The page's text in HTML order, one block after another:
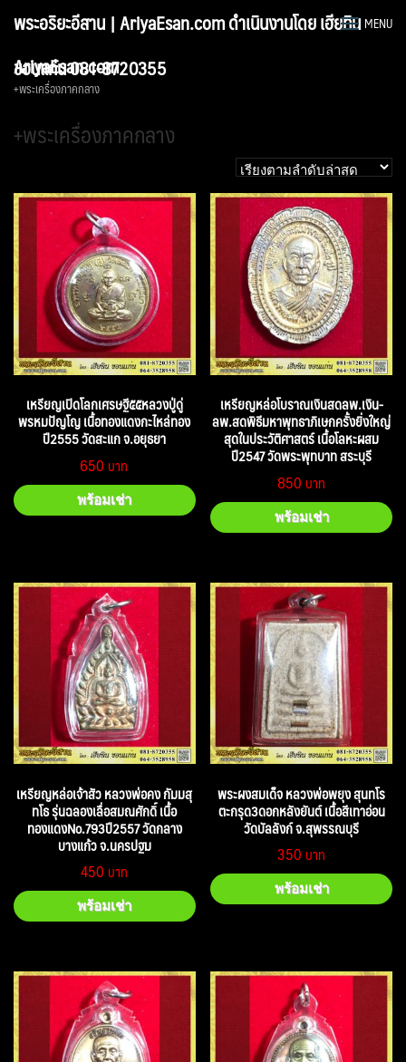
พระอริยะอีสาน | AriyaEsan.com ดำเนินงานโดย เฮียทิน
ขอนแก่น 081-8720355
MENU
AriyaEsan.com
+พระเครื่องภาคกลาง
+พระเครื่องภาคกลาง
เหรียญเปิดโลกเศรษฐี๕๕หลวงปู่ดู่
พรหมปัญโญ เนื้อทองแดงกะไหล่ทอง
ปี2555 วัดสะแก จ.อยุธยา
650
พร้อมเช่า
เหรียญหล่อโบราณเงินสดลพ.เงิน-
ลพ.สดพิธีมหาพุทธาภิเษกครั้งยิ่งใหญ่
สุดในประวัติศาสตร์ เนื้อโลหะผสม
ปี2547 วัดพระพุทบาท สระบุรี
850
พร้อมเช่า
เหรียญหล่อเจ้าสัว หลวงพ่อคง กัมมสุ
ทโธ รุ่นฉลองเลื่อสมณศักดิ์ เนื้อ
ทองแดงNo.793ปี2557 วัดกลาง
บางแก้ว จ.นครปฐม
450
พร้อมเช่า
พระผงสมเด็จ หลวงพ่อพยุง สุนทโร
ตะกรุด3ดอกหลังยันต์ เนื้อสีเทาอ่อน
วัดบัลลังก์ จ.สุพรรณบุรี
350
พร้อมเช่า